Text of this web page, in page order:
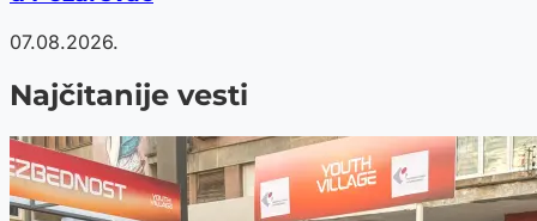
07.08.2026.
Najčitanije vesti